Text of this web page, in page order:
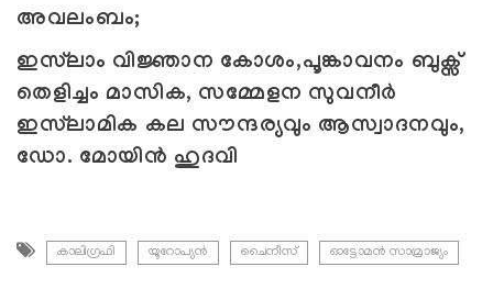
അവലംബം;
ഇസ്‍ലാം വിജ്ഞാന കോശം,പൂങ്കാവനം ബുക്സ്
തെളിച്ചം മാസിക, സമ്മേളന സുവനീർ
ഇസ്‍ലാമിക കല സൗന്ദര്യവും ആസ്വാദനവും,
ഡോ. മോയിൻ ഹുദവി
കാലിഗ്രഫി യൂറോപ്യൻ ചൈനീസ് ഓട്ടോമൻ സാമ്രാജ്യം